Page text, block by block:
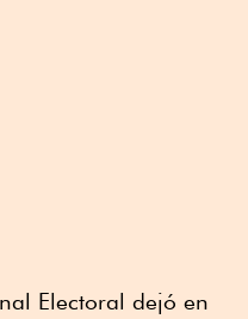
Electoral dejó en